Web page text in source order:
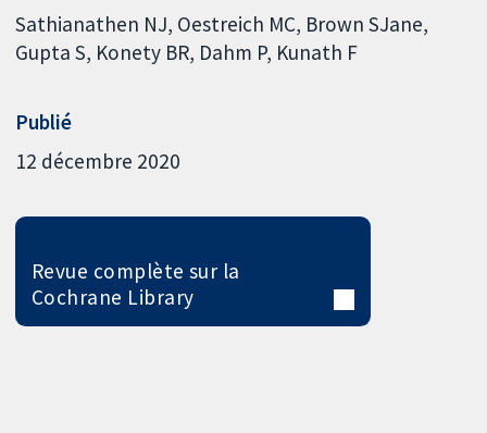
Sathianathen NJ Oestreich MC Brown SJane
Gupta S Konety BR Dahm P Kunath F
Publié
12 décembre 2020
Revue complète sur la
Cochrane Library